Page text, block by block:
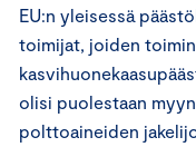
EU:n yleisessä
toimijat, joiden
olisi puolestaan
polttoaineiden